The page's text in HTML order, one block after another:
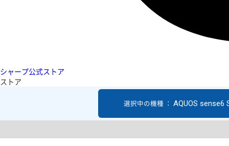
シャープ公式ストア
ストア
選択中の機種 ： AQUOS sense6